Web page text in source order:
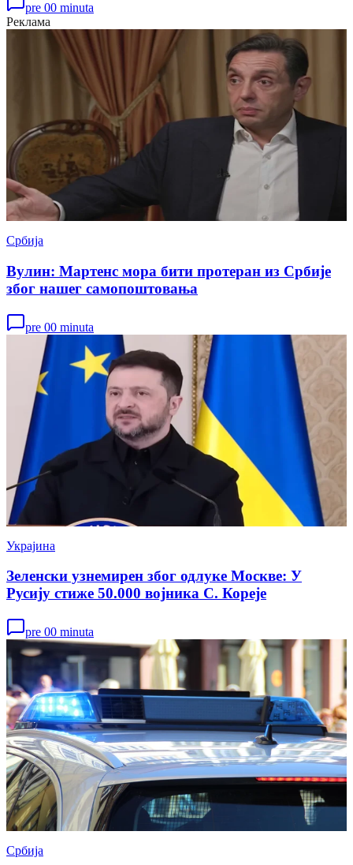
pre 00 minuta
Реклама
Србија
Вулин: Мартенс мора бити протеран из Србије
због нашег самопоштовања
pre 00 minuta
Украјина
Зеленски узнемирен због одлуке Москве: У
Русију стиже 50.000 војника С. Кореје
pre 00 minuta
Србија